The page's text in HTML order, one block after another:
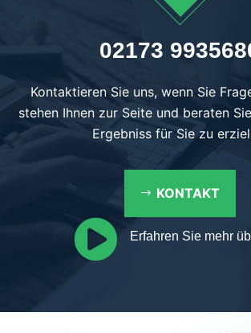
02173
Kontaktieren Sie uns, wenn Sie
stehen Ihnen zur Seite und beraten
Ergebniss für Sie zu
KONTAKT
 Erfahren Sie mehr